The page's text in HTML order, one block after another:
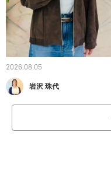
2026.08.05
岩沢 珠代